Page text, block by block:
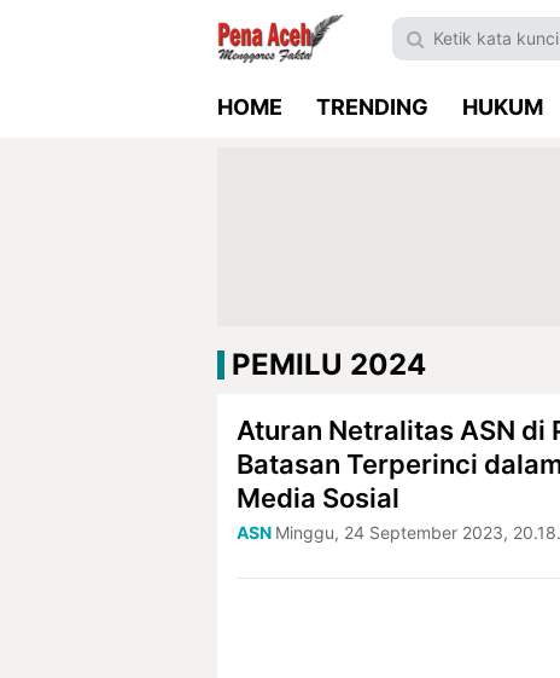
HOME TRENDING HUKUM
PEMILU 2024
Aturan Netralitas ASN di
Batasan Terperinci
Media Sosial
ASN Minggu, 24 September 2023,